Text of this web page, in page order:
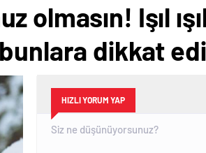
Işıl
bunlara dikkat
HIZLI YORUM YAP